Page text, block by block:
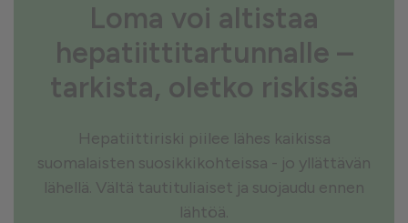
Loma voi altistaa
hepatiittitartunnalle –
tarkista, oletko riskissä
Hepatiittiriski piilee lähes kaikissa
suomalaisten suosikkikohteissa - jo yllättävän
lähellä. Vältä tautituliaiset ja suojaudu ennen
lähtöä.